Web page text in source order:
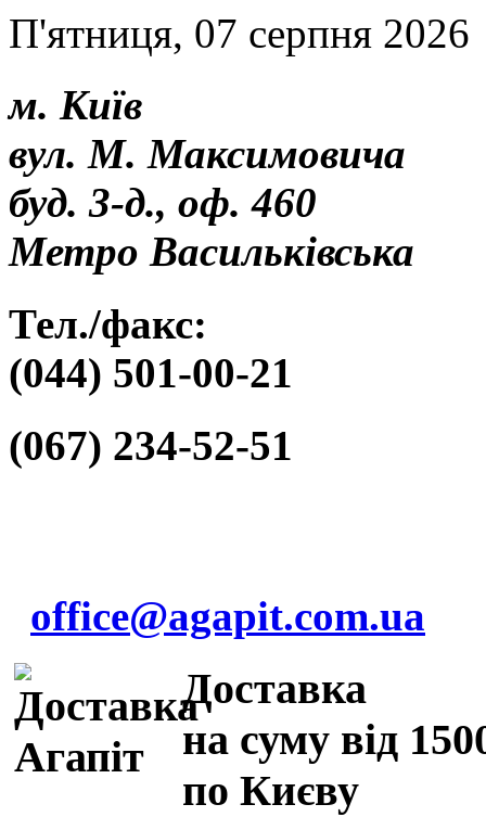
П'ятниця, 07 серпня 2026
м. Київ
вул. М. Максимовича
буд. 3-д., оф. 460
Метро Васильківська
Тел./факс:
(044) 501-00-21
(067) 234-52-51
office@agapit.com.ua
Доставка
на суму від
по Києву